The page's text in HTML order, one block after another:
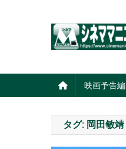
映画予告編
タグ: 岡田敏靖